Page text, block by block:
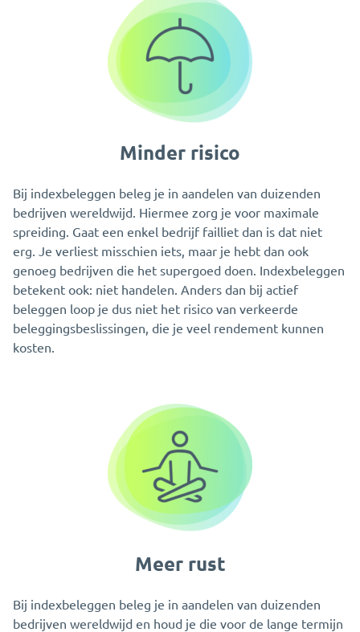
Minder risico
Bij indexbeleggen beleg je in aandelen van duizenden
bedrijven wereldwijd. Hiermee zorg je voor maximale
spreiding. Gaat een enkel bedrijf failliet dan is dat niet
erg. Je verliest misschien iets, maar je hebt dan ook
genoeg bedrijven die het supergoed doen. Indexbeleggen
betekent ook: niet handelen. Anders dan bij actief
beleggen loop je dus niet het risico van verkeerde
beleggingsbeslissingen, die je veel rendement kunnen
kosten.
Meer rust
Bij indexbeleggen beleg je in aandelen van duizenden
bedrijven wereldwijd en houd je die voor de lange termijn